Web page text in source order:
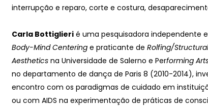
interrupção e reparo, corte e costura,
Carla Bottiglieri é uma pesquisadora independente
Body-Mind Centering e praticante de Rolfing/
Aesthetics na Universidade de Salerno e Performing
no departamento de dança de Paris 8 (2010-2014),
encontro com os paradigmas de cuidado em
ou com AIDS na experimentação de práticas de